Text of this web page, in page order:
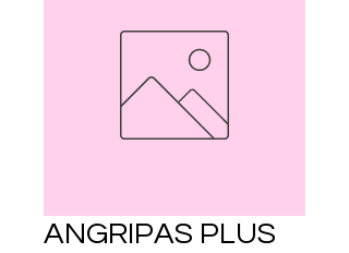
ANGRIPAS PLUS